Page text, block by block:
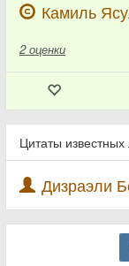
Камиль
2 оценки
Цитаты
Дизраэли